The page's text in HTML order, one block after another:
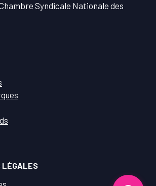
Syndicale Nationale des
LÉGALES